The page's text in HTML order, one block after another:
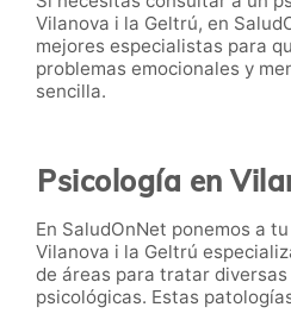
Vilanova i la Geltrú, en
mejores especialistas para
problemas emocionales y
sencilla.
Psicología en
En SaludOnNet ponemos a
Vilanova i la Geltrú
de áreas para tratar
psicológicas. Estas